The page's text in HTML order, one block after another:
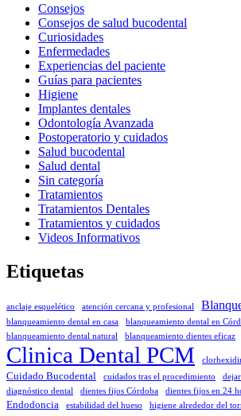
Consejos
Consejos de salud bucodental
Curiosidades
Enfermedades
Experiencias del paciente
Guías para pacientes
Higiene
Implantes dentales
Odontología Avanzada
Postoperatorio y cuidados
Salud bucodental
Salud dental
Sin categoría
Tratamientos
Tratamientos Dentales
Tratamientos y cuidados
Videos Informativos
Etiquetas
anclaje esquelético atención cercana y profesional
blanqueamiento dental en casa
blanqueamiento dental en
blanqueamiento dental natural
blanqueamiento dientes eficaz
Clinica Dental PCM
Cuidado Bucodental cuidados tras el procedimiento
diagnóstico dental
dientes fijos Córdoba dientes fijos en 24
Endodoncia estabilidad del hueso higiene alrededor del